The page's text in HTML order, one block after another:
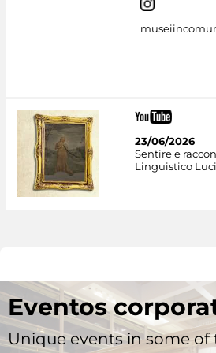
23/06/2026
Sentire e
Linguistico
Eventos
Unique events in some